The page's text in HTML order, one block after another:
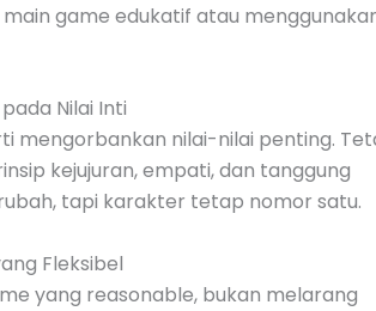
game edukatif atau
Nilai Inti
mengorbankan nilai-nilai penting.
kejujuran, empati, dan tanggung
tapi karakter tetap nomor satu.
Fleksibel
yang reasonable, bukan melarang